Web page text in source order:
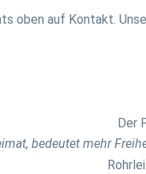
oben auf Kontakt.
bedeutet mehr